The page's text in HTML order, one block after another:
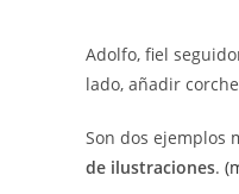
entrada:
Adolfo, fiel
lado, añadir
Son dos ejemplos
de ilustraciones.